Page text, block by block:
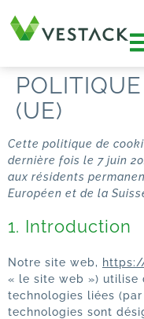
(UE)
Cette politique de
dernière fois le 7 juin
aux résidents
Européen et de la
1. Introduction
Notre site web,
« le site web ») utilise
technologies liées
technologies sont